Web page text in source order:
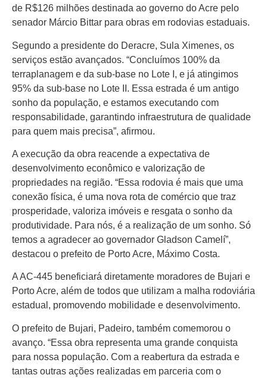
de R$126 milhões destinada ao governo do Acre pelo
senador Márcio Bittar para obras em rodovias estaduais.
Segundo a presidente do Deracre, Sula Ximenes, os
serviços estão avançados. “Concluímos 100% da
terraplanagem e da sub-base no Lote I, e já atingimos
95% da sub-base no Lote II. Essa estrada é um antigo
sonho da população, e estamos executando com
responsabilidade, garantindo infraestrutura de qualidade
para quem mais precisa”, afirmou.
A execução da obra reacende a expectativa de
desenvolvimento econômico e valorização de
propriedades na região. “Essa rodovia é mais que uma
conexão física, é uma nova rota de comércio que traz
prosperidade, valoriza imóveis e resgata o sonho da
produtividade. Para nós, é a realização de um sonho. Só
temos a agradecer ao governador Gladson Camelí”,
destacou o prefeito de Porto Acre, Máximo Costa.
A AC-445 beneficiará diretamente moradores de Bujari e
Porto Acre, além de todos que utilizam a malha rodoviária
estadual, promovendo mobilidade e desenvolvimento.
O prefeito de Bujari, Padeiro, também comemorou o
avanço. “Essa obra representa uma grande conquista
para nossa população. Com a reabertura da estrada e
tantas outras ações realizadas em parceria com o